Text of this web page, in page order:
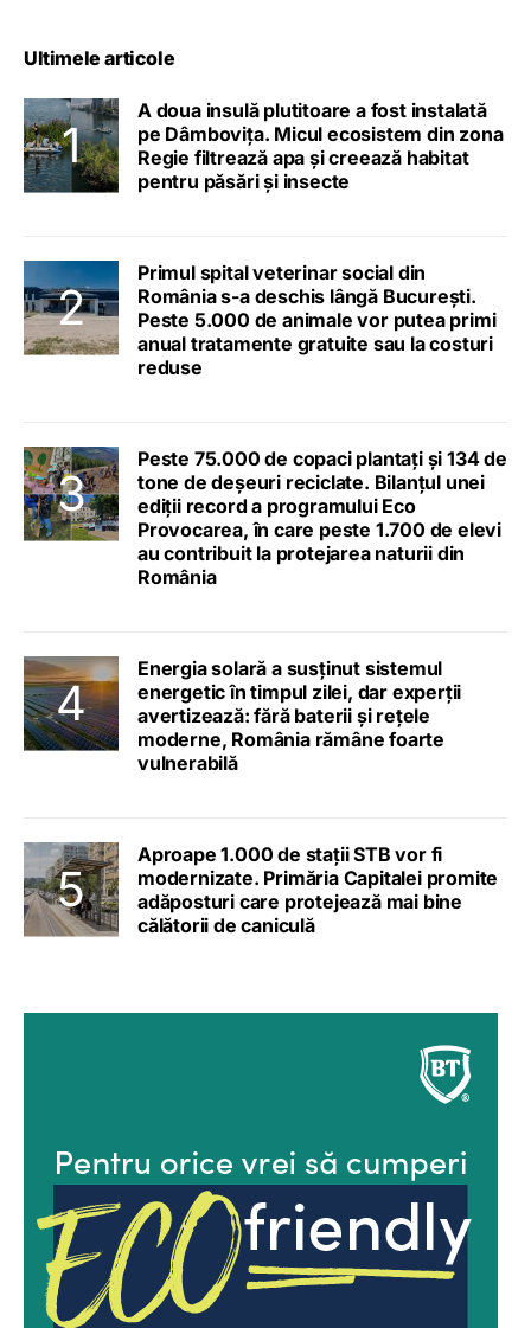
Ultimele articole
A doua insulă plutitoare a fost instalată
pe Dâmbovița. Micul ecosistem din zona
Regie filtrează apa și creează habitat
pentru păsări și insecte
Primul spital veterinar social din
România s-a deschis lângă București.
Peste 5.000 de animale vor putea primi
anual tratamente gratuite sau la costuri
reduse
Peste 75.000 de copaci plantați și 134 de
tone de deșeuri reciclate. Bilanțul unei
ediții record a programului Eco
Provocarea, în care peste 1.700 de elevi
au contribuit la protejarea naturii din
România
Energia solară a susținut sistemul
energetic în timpul zilei, dar experții
avertizează: fără baterii și rețele
moderne, România rămâne foarte
vulnerabilă
Aproape 1.000 de stații STB vor fi
modernizate. Primăria Capitalei promite
adăposturi care protejează mai bine
călătorii de caniculă